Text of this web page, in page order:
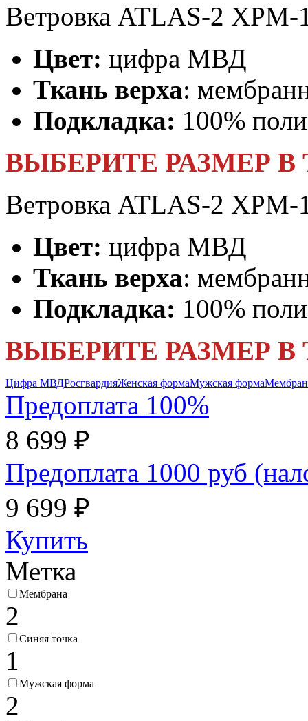
Ветровка ATLAS-2
Цвет: цифра МВД
Ткань верха:
Подкладка: 100%
ВЫБЕРИТЕ РАЗМЕР В
Ветровка ATLAS-2
Цвет: цифра МВД
Ткань верха:
Подкладка: 100%
ВЫБЕРИТЕ РАЗМЕР В
Цифра МВДРосгвардияЖенская формаМужская форма
Предоплата 100%
8 699 ₽
Предоплата 1000 руб
9 699 ₽
Купить
Метка
Мембрана
2
Синяя точка
1
Мужская форма
2